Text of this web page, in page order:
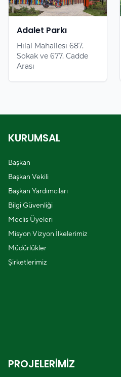
Adalet Parkı
Hilal Mahallesi 687.
Sokak ve 677. Cadde
Arası
KURUMSAL
Başkan
Başkan Vekili
Başkan Yardımcıları
Bilgi Güvenliği
Meclis Üyeleri
Misyon Vizyon İlkelerimiz
Müdürlükler
Şirketlerimiz
PROJELERİMİZ